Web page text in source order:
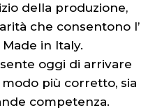
della produzione,
che consentono l’
in Italy.
oggi di arrivare
più corretto, sia
competenza.